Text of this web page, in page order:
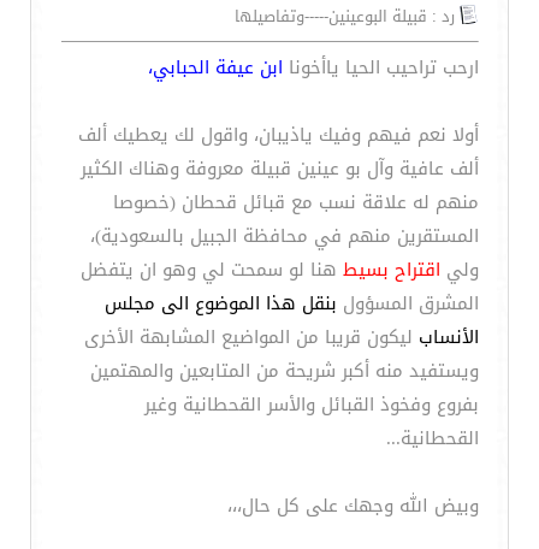
رد : قبيلة البوعينين-----وتفاصيلها
ارحب تراحيب الحيا ياأخونا ابن عيفة الحبابي،
أولا نعم فيهم وفيك ياذيبان، واقول لك يعطيك ألف
ألف عافية وآل بو عينين قبيلة معروفة وهناك الكثير
منهم له علاقة نسب مع قبائل قحطان (خصوصا
المستقرين منهم في محافظة الجبيل بالسعودية)،
ولي اقتراح بسيط هنا لو سمحت لي وهو ان يتفضل
المشرق المسؤول بنقل هذا الموضوع الى مجلس
الأنساب ليكون قريبا من المواضيع المشابهة الأخرى
ويستفيد منه أكبر شريحة من المتابعين والمهتمين
بفروع وفخوذ القبائل والأسر القحطانية وغير
القحطانية...
وبيض الله وجهك على كل حال،،،